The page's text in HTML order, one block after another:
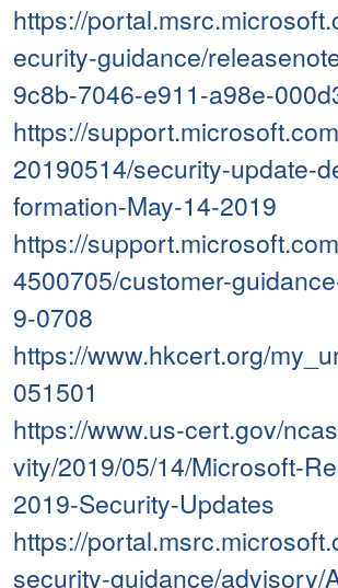
https://
ecurity-guidance/
9c8b-7046-e911-a98e-
https://
20190514/security-update-
formation-May-14-2019
https://
4500705/customer-
9-0708
https://www.hkcert.org/
051501
https://www.us-cert.gov/
vity/2019/05/14/Microsoft-
2019-Security-Updates
https://
security-guidance/advisory/